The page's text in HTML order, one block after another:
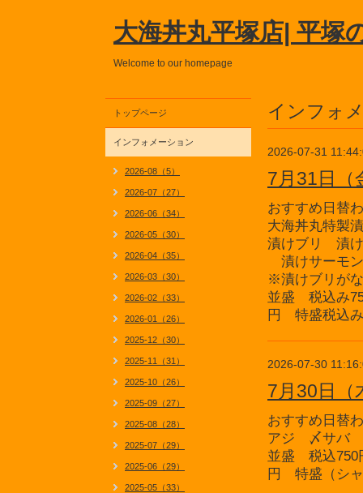
大海丼丸平塚店| 平塚
Welcome to our homepage
インフォ
2026-07-31
7月31日（
おすすめ日替
大海丼丸特製
漬けブリ 漬
漬けサーモ
※漬けブリが
並盛 税込み
円 特盛税込
2026-07-30
7月30日（
おすすめ日替
アジ 〆サバ
並盛 税込
円 特盛（シャ
トップページ
インフォメーション
2026-08（5）
2026-07（27）
2026-06（34）
2026-05（30）
2026-04（35）
2026-03（30）
2026-02（33）
2026-01（26）
2025-12（30）
2025-11（31）
2025-10（26）
2025-09（27）
2025-08（28）
2025-07（29）
2025-06（29）
2025-05（33）